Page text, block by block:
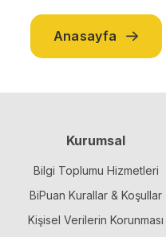
Anasayfa
Kurumsal
Bilgi Toplumu Hizmetleri
BiPuan Kurallar & Koşullar
Kişisel Verilerin Korunması